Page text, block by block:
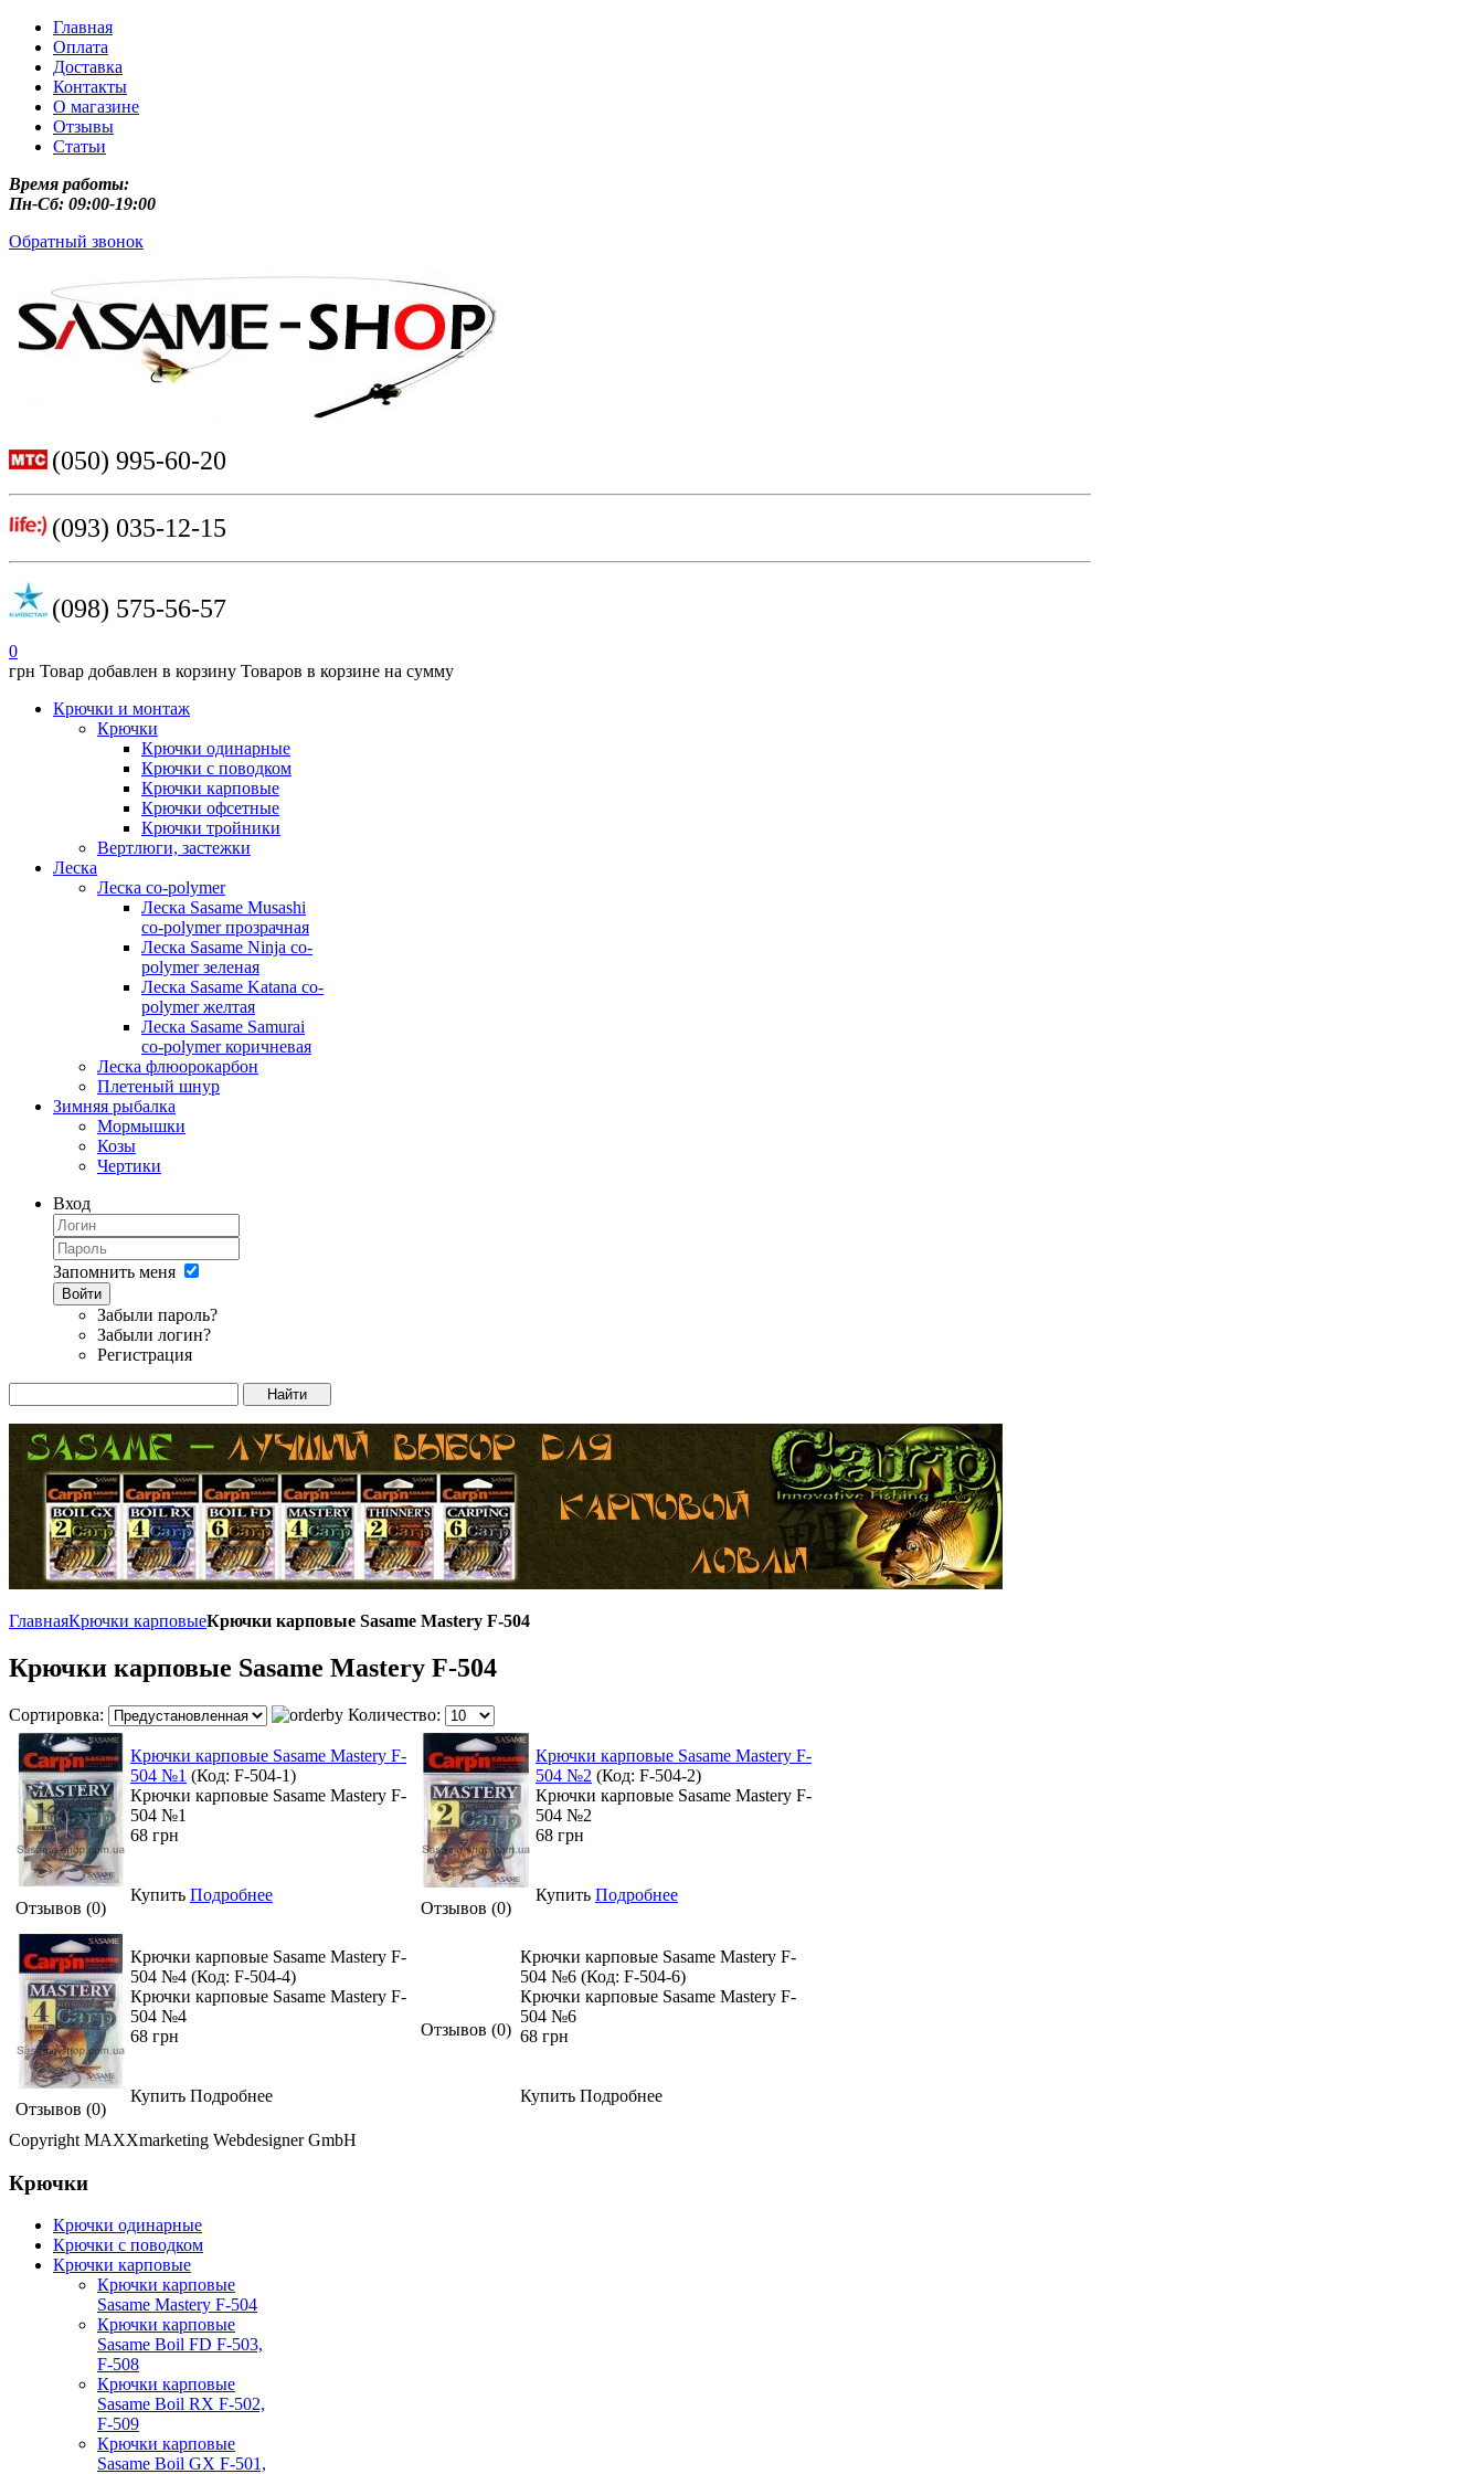
Главная
Оплата
Доставка
Контакты
О магазине
Отзывы
Статьи
Время работы:
Пн-Сб: 09:00-19:00
Обратный звонок
(050) 995-60-20
(093) 035-12-15
(098) 575-56-57
0
грн Товар добавлен в корзину Товаров в корзине на сумму
Крючки и монтаж
Крючки
Крючки одинарные
Крючки с поводком
Крючки карповые
Крючки офсетные
Крючки тройники
Вертлюги, застежки
Леска
Леска co-polymer
Леска Sasame Musashi
co-polymer прозрачная
Леска Sasame Ninja co-
polymer зеленая
Леска Sasame Katana co-
polymer желтая
Леска Sasame Samurai
co-polymer коричневая
Леска флюорокарбон
Плетеный шнур
Зимняя рыбалка
Мормышки
Козы
Чертики
Вход
Запомнить меня
Войти
Забыли пароль?
Забыли логин?
Регистрация
ГлавнаяКрючки карповыеКрючки карповые Sasame Mastery F-504
Крючки карповые Sasame Mastery F-504
Сортировка: Количество:
Отзывов (0)
Крючки карповые Sasame Mastery F-
504 №1 (Код: F-504-1)
Крючки карповые Sasame Mastery F-
504 №1
68 грн
Купить Подробнее
Отзывов (0)
Крючки карповые Sasame Mastery F-
504 №2 (Код: F-504-2)
Крючки карповые Sasame Mastery F-
504 №2
68 грн
Купить Подробнее
Отзывов (0)
Крючки карповые Sasame Mastery F-
504 №4 (Код: F-504-4)
Крючки карповые Sasame Mastery F-
504 №4
68 грн
Купить Подробнее
Отзывов (0)
Крючки карповые Sasame Mastery F-
504 №6 (Код: F-504-6)
Крючки карповые Sasame Mastery F-
504 №6
68 грн
Купить Подробнее
Copyright MAXXmarketing Webdesigner GmbH
Крючки
Крючки одинарные
Крючки с поводком
Крючки карповые
Крючки карповые
Sasame Mastery F-504
Крючки карповые
Sasame Boil FD F-503,
F-508
Крючки карповые
Sasame Boil RX F-502,
F-509
Крючки карповые
Sasame Boil GX F-501,